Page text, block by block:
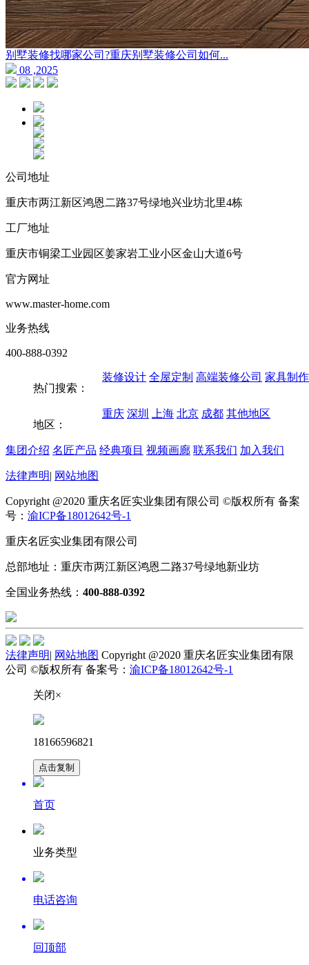
别墅装修找哪家公司?重庆别墅装修公司如何...
08 ,2025
公司地址
重庆市两江新区鸿恩二路37号绿地兴业坊北里4栋
工厂地址
重庆市铜梁工业园区姜家岩工业小区金山大道6号
官方网址
www.master-home.com
业务热线
400-888-0392
热门搜索：
装修设计 全屋定制 高端装修公司 家具制
地区：
重庆 深圳 上海 北京 成都 其他地区
集团介绍 名匠产品 经典项目 视频画廊 联系我们 加入我们
法律声明| 网站地图
Copyright @2020 重庆名匠实业集团有限公司 ©版权所有 备案
号： 渝ICP备18012642号-1
重庆名匠实业集团有限公司
总部地址：重庆市两江新区鸿恩二路37号绿地新业坊
全国业务热线： 400-888-0392
法律声明| 网站地图 Copyright @2020 重庆名匠实业集团有限
公司 ©版权所有 备案号： 渝ICP备18012642号-1
关闭×
18166596821
点击复制
首页
业务类型
电话咨询
回顶部